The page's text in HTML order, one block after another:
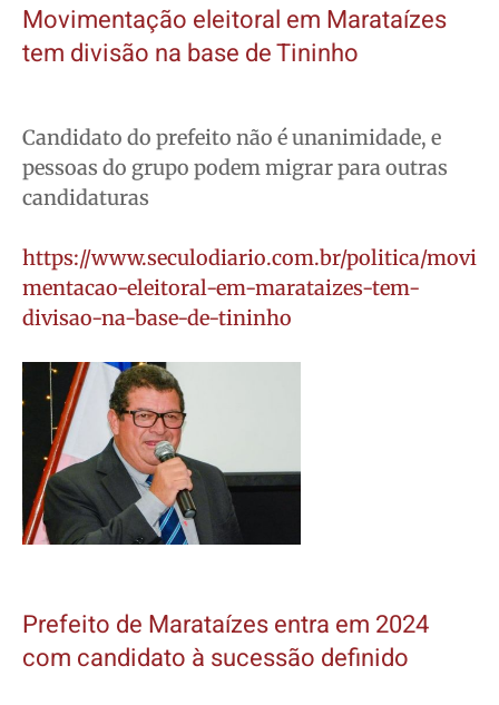
Movimentação eleitoral em Marataízes
tem divisão na base de Tininho
Candidato do prefeito não é unanimidade, e
pessoas do grupo podem migrar para outras
candidaturas
https://www.seculodiario.com.br/politica/movi
mentacao-eleitoral-em-marataizes-tem-
divisao-na-base-de-tininho
Prefeito de Marataízes entra em 2024
com candidato à sucessão definido